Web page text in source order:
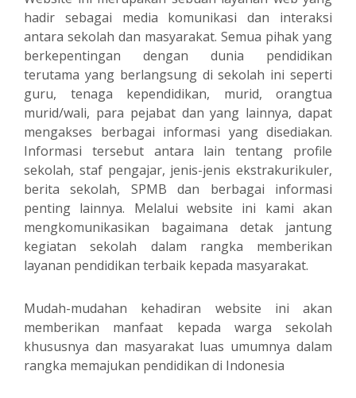
hadir sebagai media komunikasi dan interaksi
antara sekolah dan masyarakat. Semua pihak yang
berkepentingan dengan dunia pendidikan
terutama yang berlangsung di sekolah ini seperti
guru, tenaga kependidikan, murid, orangtua
murid/wali, para pejabat dan yang lainnya, dapat
mengakses berbagai informasi yang disediakan.
Informasi tersebut antara lain tentang profile
sekolah, staf pengajar, jenis-jenis ekstrakurikuler,
berita sekolah, SPMB dan berbagai informasi
penting lainnya. Melalui website ini kami akan
mengkomunikasikan bagaimana detak jantung
kegiatan sekolah dalam rangka memberikan
layanan pendidikan terbaik kepada masyarakat.
Mudah-mudahan kehadiran website ini akan
memberikan manfaat kepada warga sekolah
khususnya dan masyarakat luas umumnya dalam
rangka memajukan pendidikan di Indonesia